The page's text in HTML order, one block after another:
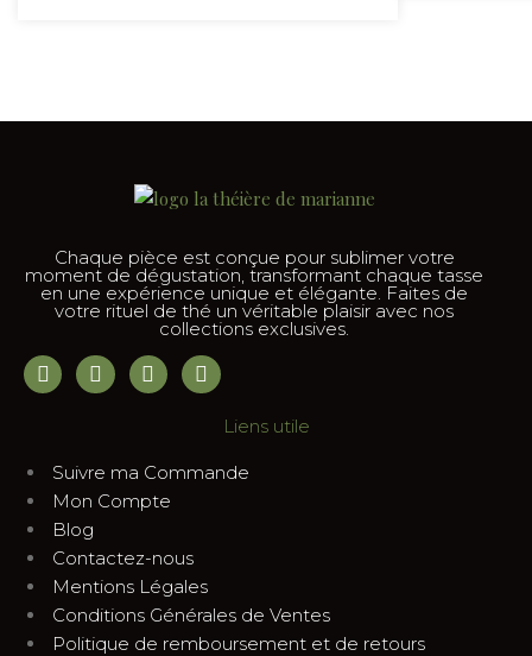
Chaque pièce est conçue pour sublimer votre
moment de dégustation, transformant chaque tasse
en une expérience unique et élégante. Faites de
votre rituel de thé un véritable plaisir avec nos
collections exclusives.
Liens utile
Suivre ma Commande
Mon Compte
Blog
Contactez-nous
Mentions Légales
Conditions Générales de Ventes
Politique de remboursement et de retours